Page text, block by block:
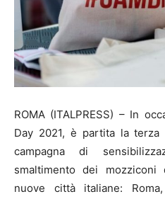
ROMA (ITALPRESS) – In
Day 2021, è partita la terza
campagna di
smaltimento dei mozziconi
nuove città italiane: